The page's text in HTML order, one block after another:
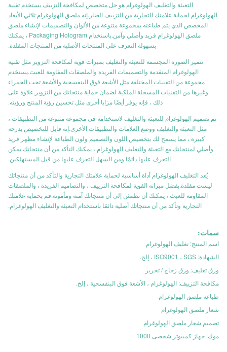
التعبئة والتغليف الهولوغرام هو حل متخصص لمكافحة التزييف يستخدم تقنية
الهولوغرام لحماية علامتك التجارية من التزييف الضار.إنه ملصق الهولوغرام ثلاثي الأبعاد
المخصص الذي يتم طباعته بمجموعة متنوعة من الألوان والتصميمات لإنشاء ملصق
ملصق الهولوغرام فريد وأصلي وآمن.باستخدام Packaging Hologram ، يمكنك
بسهولة التعرف على المنتجات الأصلية من المنتجات المقلدة.
تتميز الصورة المجسمة للتعبئة والتغليف بميزات قوية لمكافحة التزوير مثل تقنية
الهولوغرام المتقدمة والتصميمات الفريدة والملصقات المقاومة للعبث.يستخدم
مجموعة من التقنيات المختلفة مثل الأشعة فوق البنفسجية والأشعة تحت الحمراء
وغيرها من التقنيات المسجلة الملكية لضمان حماية منتجاتك من التزوير.علاوة على
ذلك ، فإنه يوفر أيضًا مزايا أخرى مثل تحسين رؤية المنتج ورؤيته.
تم تصميم الهولوغرام للتعبئة والتغليف لاستخدامه في مجموعة متنوعة من التطبيقات ،
مثل التعبئة والتغليف ووضع العلامات والتطبيقات الأخرى.إنه قابل للتخصيص بدرجة
كبيرة ، مما يسمح لك بتخصيص اللون والتصميم ولون الطباعة لإنشاء مظهر فريد
وأصلي لمنتجاتك.مع التعبئة والتغليف الهولوغرام ، يمكنك التأكد من أن منتجاتك يمكن
التعرف عليها دائمًا ومن السهل التعرف عليها من قبل المستهلكين.
يُعد التغليف الهولوغرام أداة أساسية لحماية علامتك التجارية والتأكد من أن منتجاتك
ليست مقلدة.بفضل ميزاته القوية لمكافحة التزييف ، والتصاميم الفريدة ، والملصقات
المقاومة للعبث ، يمكنك أن تطمئن إلى أن منتجاتك آمنة ومأمونة.قم بحماية علامتك
التجارية وتأكد من أن منتجاتك أصلية دائمًا باستخدام التعبئة والتغليف الهولوغرام.
سمات:
اسم المنتج: تغليف الهولوغرام
الشهادة: ISO9001 ، SGS ، إلخ.
ورق تغليف: ورق زجاج / تحرير
مكافحة التزييف: الهولوغرام ، الأشعة فوق البنفسجية ، إلخ.
طباعة ملصق الهولوغرام
شعار ملصق الهولوغرام
تصميم شعار ملصق الهولوغرام
موك: جهاز كمبيوتر شخصى 1000